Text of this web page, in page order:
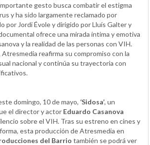
gesto busca combatir el estigma
y ha sido largamente reclamado por
por Jordi Évole y dirigido por Lluís Galter y
ofrece una mirada íntima y emotiva
y la realidad de las personas con VIH.
reafirma su compromiso con la
nacional y continúa su trayectoria con
domingo, 10 de mayo, ‘Sidosa’, un
el director y actor Eduardo Casanova
sobre el VIH. Tras su estreno en cines y
esta producción de Atresmedia en
del Barrio también se podrá ver